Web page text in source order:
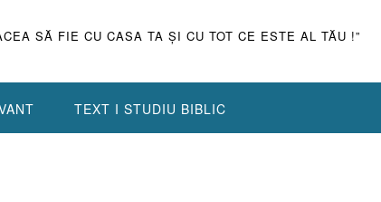
SĂ FIE CU CASA TA ŞI CU TOT CE ESTE AL TĂU !”
TEXT I STUDIU BIBLIC